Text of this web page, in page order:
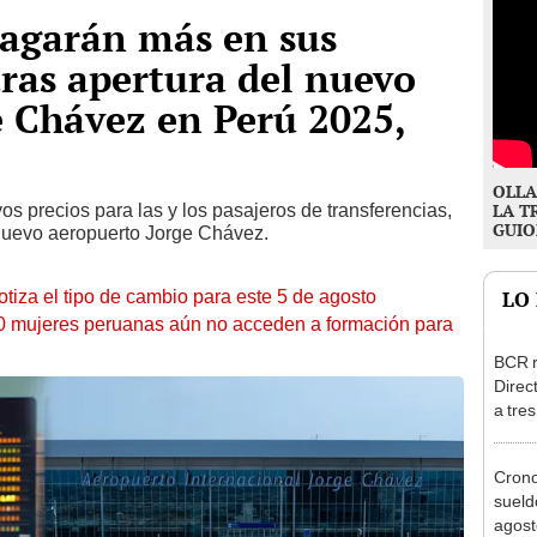
más en sus
apertura del nuevo
en Perú 2025,
precios para las y los pasajeros de transferencias,
aeropuerto Jorge Chávez.
el tipo de cambio para este 5 de agosto
peruanas aún no acceden a formación para
LA
LO
BCR
a